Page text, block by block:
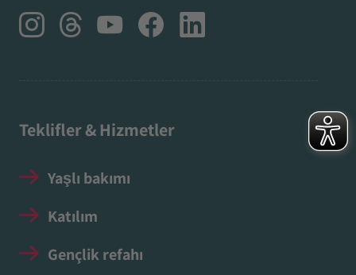
Teklifler & Hizmetler
Yaşlı bakımı
Katılım
Gençlik refahı